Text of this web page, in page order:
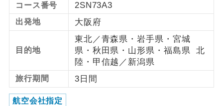
コース番号 2SN73A3
出発地 大阪府
目的地
東北／青森県・岩手県・宮城
県・秋田県・山形県・福島県 北
陸・甲信越／新潟県
旅行期間 3日間
航空会社指定
おひとり様バ
ス2席利用
おひとり様でバス席を2席利⽤できま
す。